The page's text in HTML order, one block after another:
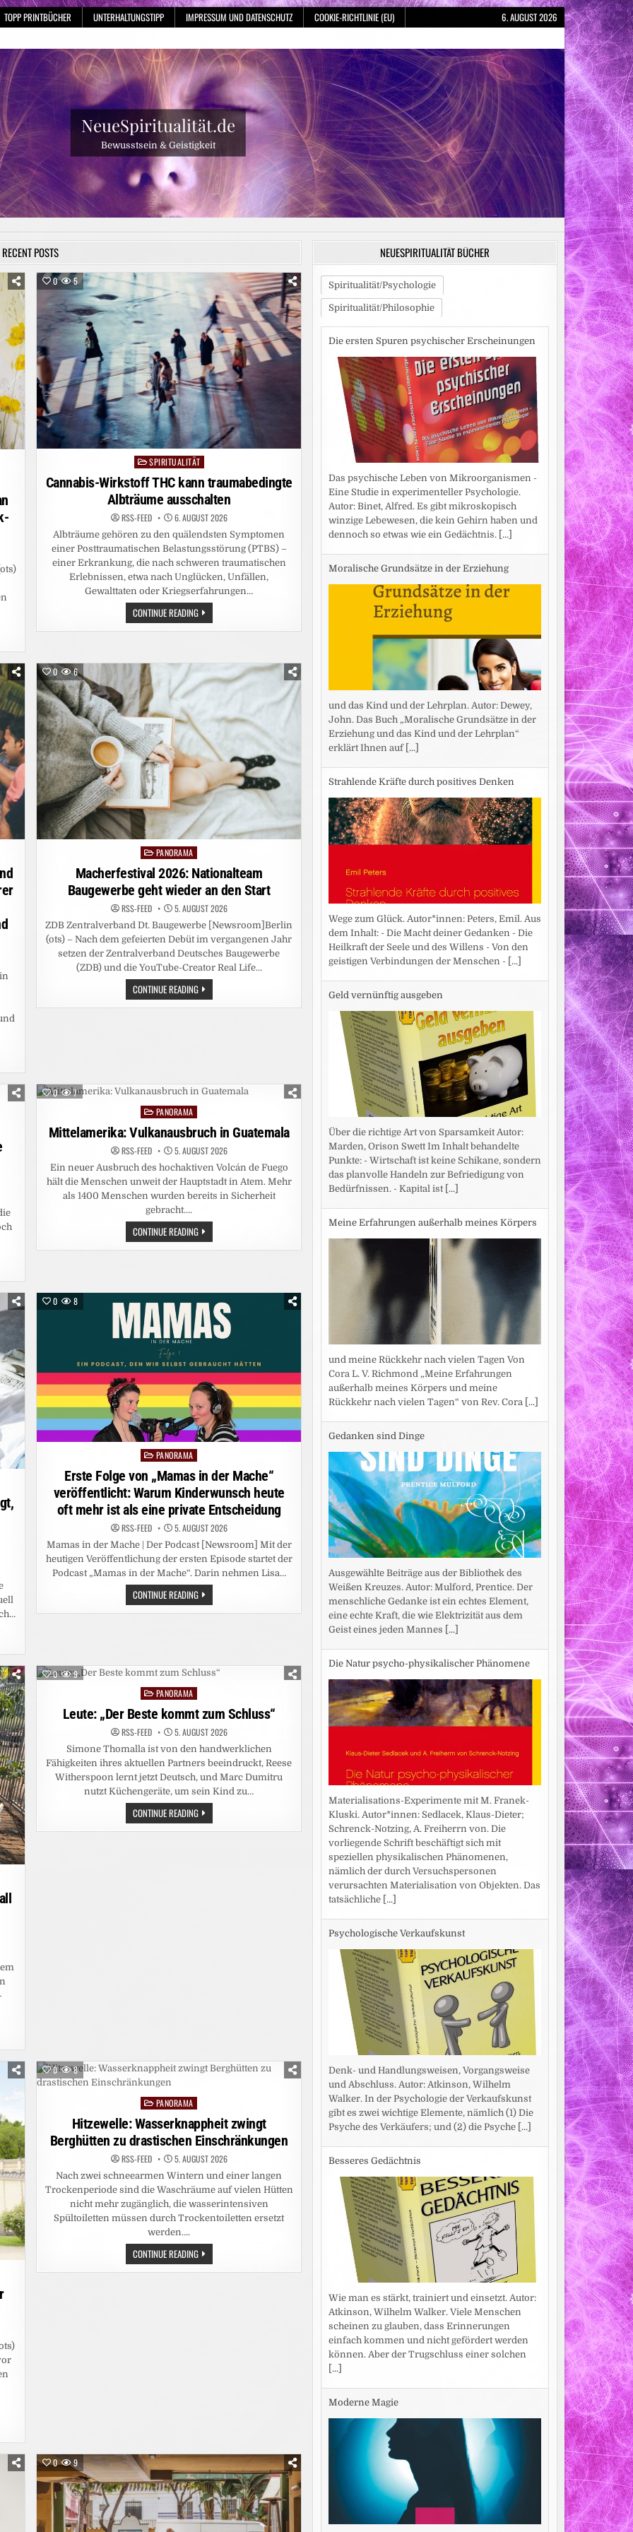
TOPP PRINTBÜCHER UNTERHALTUNGSTIPP IMPRESSUM UND DATENSCHUTZ COOKIE-RICHTLINIE (EU) 6. AUGUST 2026
NeueSpiritualität.de
Bewusstsein & Geistigkeit
RECENT POSTS
0 5
Posted
in
SPIRITUALITÄT
Cannabis-Wirkstoff THC kann traumabedingte
Albträume ausschalten
RSS-FEED 6. AUGUST 2026
Albträume gehören zu den quälendsten Symptomen
einer Posttraumatischen Belastungsstörung (PTBS) –
einer Erkrankung, die nach schweren traumatischen
Erlebnissen, etwa nach Unglücken, Unfällen,
Gewalttaten oder Kriegserfahrungen…
CONTINUE READINGCANNABIS-
WIRKSTOFF
THC
AUSSCHALTEN
0 6
PostedPANORAMA
Macherfestival 2026: Nationalteam
Baugewerbe geht wieder an den Start
RSS-FEED 5. AUGUST 2026
ZDB Zentralverband Dt. Baugewerbe [Newsroom]Berlin
(ots) – Nach dem gefeierten Debüt im vergangenen Jahr
setzen der Zentralverband Deutsches Baugewerbe
(ZDB) und die YouTube-Creator Real Life…
CONTINUE READINGMACHERFESTIVAL
2026:
NATIONALTEAM
0 7
Posted
in
PANORAMA
Mittelamerika: Vulkanausbruch in Guatemala
RSS-FEED 5. AUGUST 2026
Ein neuer Ausbruch des hochaktiven Volcán de Fuego
hält die Menschen unweit der Hauptstadt in Atem. Mehr
als 1400 Menschen wurden bereits in Sicherheit
gebracht….
CONTINUE READINGMITTELAMERIKA:
VULKANAUSBRUCH
IN
0 8
PostedPANORAMA
Erste Folge von „Mamas in der Mache“
veröffentlicht: Warum Kinderwunsch heute
oft mehr ist als eine private Entscheidung
RSS-FEED 5. AUGUST 2026
Mamas in der Mache | Der Podcast [Newsroom] Mit der
heutigen Veröffentlichung der ersten Episode startet der
Podcast „Mamas in der Mache“. Darin nehmen Lisa…
CONTINUE READINGERSTE
FOLGE
VON
WARUM
KINDERWUNSCH
IST
ALS
EINE
PRIVATE
ENTSCHEIDUNG
0 9
PostedPANORAMA
Leute: „Der Beste kommt zum Schluss“
RSS-FEED 5. AUGUST 2026
Simone Thomalla ist von den handwerklichen
Fähigkeiten ihres aktuellen Partners beeindruckt, Reese
Witherspoon lernt jetzt Deutsch, und Marc Dumitru
nutzt Küchengeräte, um sein Kind zu…
CONTINUE READINGLEUTE:
„DER
BESTE
0 8
Posted
in
PANORAMA
Hitzewelle: Wasserknappheit zwingt
Berghütten zu drastischen Einschränkungen
RSS-FEED 5. AUGUST 2026
Nach zwei schneearmen Wintern und einer langen
Trockenperiode sind die Waschräume auf vielen Hütten
nicht mehr zugänglich, die wasserintensiven
Spültoiletten müssen durch Trockentoiletten ersetzt
werden….
CONTINUE READINGHITZEWELLE:
WASSERKNAPPHEIT
ZWINGT
0 9
NEUESPIRITUALITÄT BÜCHER
Spiritualität/Psychologie
Spiritualität/Philosophie
Die ersten Spuren psychischer Erscheinungen
Das psychische Leben von Mikroorganismen -
Eine Studie in experimenteller Psychologie.
Autor: Binet, Alfred. Es gibt mikroskopisch
winzige Lebewesen, die kein Gehirn haben und
dennoch so etwas wie ein Gedächtnis. [...]
Moralische Grundsätze in der Erziehung
und das Kind und der Lehrplan. Autor: Dewey,
John. Das Buch „Moralische Grundsätze in der
Erziehung und das Kind und der Lehrplan“
erklärt Ihnen auf [...]
Strahlende Kräfte durch positives Denken
Wege zum Glück. Autor*innen: Peters, Emil. Aus
dem Inhalt: - Die Macht deiner Gedanken - Die
Heilkraft der Seele und des Willens - Von den
geistigen Verbindungen der Menschen - [...]
Geld vernünftig ausgeben
Über die richtige Art von Sparsamkeit Autor:
Marden, Orison Swett Im Inhalt behandelte
Punkte: - Wirtschaft ist keine Schikane, sondern
das planvolle Handeln zur Befriedigung von
Bedürfnissen. - Kapital ist [...]
Meine Erfahrungen außerhalb meines Körpers
und meine Rückkehr nach vielen Tagen Von
Cora L. V. Richmond „Meine Erfahrungen
außerhalb meines Körpers und meine
Rückkehr nach vielen Tagen“ von Rev. Cora [...]
Gedanken sind Dinge
Ausgewählte Beiträge aus der Bibliothek des
Weißen Kreuzes. Autor: Mulford, Prentice. Der
menschliche Gedanke ist ein echtes Element,
eine echte Kraft, die wie Elektrizität aus dem
Geist eines jeden Mannes [...]
Die Natur psycho-physikalischer Phänomene
Materialisations-Experimente mit M. Franek-
Kluski. Autor*innen: Sedlacek, Klaus-Dieter;
Schrenck-Notzing, A. Freiherrn von. Die
vorliegende Schrift beschäftigt sich mit
speziellen physikalischen Phänomenen,
nämlich der durch Versuchspersonen
verursachten Materialisation von Objekten. Das
tatsächliche [...]
Psychologische Verkaufskunst
Denk- und Handlungsweisen, Vorgangsweise
und Abschluss. Autor: Atkinson, Wilhelm
Walker. In der Psychologie der Verkaufskunst
gibt es zwei wichtige Elemente, nämlich (1) Die
Psyche des Verkäufers; und (2) die Psyche [...]
Besseres Gedächtnis
Wie man es stärkt, trainiert und einsetzt. Autor:
Atkinson, Wilhelm Walker. Viele Menschen
scheinen zu glauben, dass Erinnerungen
einfach kommen und nicht gefördert werden
können. Aber der Trugschluss einer solchen
[...]
Moderne Magie